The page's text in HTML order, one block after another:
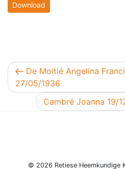
Download
Berichtnavigatie
Vorig bericht
De Moitié Angelina
27/05/1936
Volgend bericht
Cambré Joanna 19/
© 2026 Retiese Heemkundige